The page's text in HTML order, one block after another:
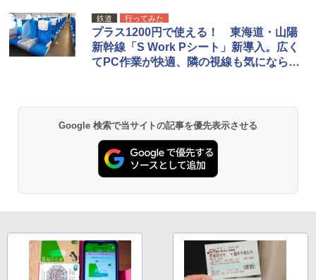
鉄道 行ってみた
プラス1200円で使える！ 東海道・山陽
新幹線「S Work Pシート」新導入。広く
てPC作業が快適、隣の視線も気にならな
Google 検索で当サイトの記事を優先表示させる